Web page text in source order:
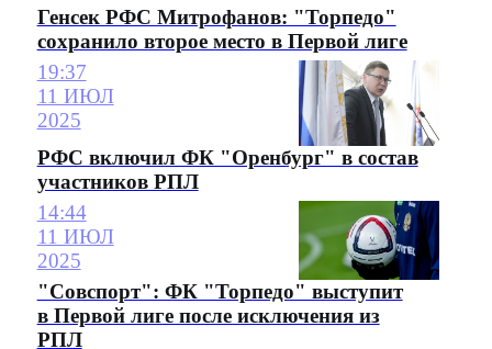
Генсек РФС Митрофанов: "Торпедо"
сохранило второе место в Первой лиге
19:37
11 ИЮЛ
2025
РФС включил ФК "Оренбург" в состав
участников РПЛ
14:44
11 ИЮЛ
2025
"Совспорт": ФК "Торпедо" выступит
в Первой лиге после исключения из
РПЛ